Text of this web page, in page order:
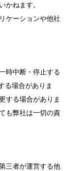
かねます。
ケーションや他社
時中断・停止する
る場合がありま
する場合がありま
も弊社は一切の責
三者が運営する他